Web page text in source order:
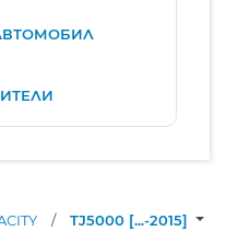
/ TJ5000 [...-2015]